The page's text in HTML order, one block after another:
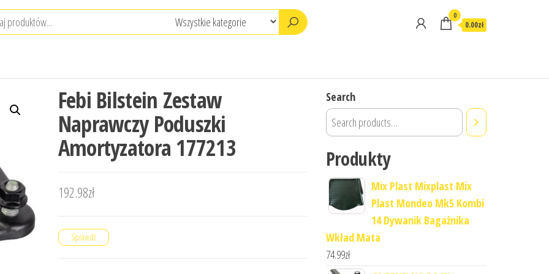
0
0.00zł
Febi Bilstein Zestaw
Naprawczy Poduszki
Amortyzatora 177213
192.98zł
Sprawdź
Search
Produkty
Mix Plast Mixplast Mix
Plast Mondeo Mk5 Kombi
14 Dywanik Bagażnika
Wkład Mata
74.99zł